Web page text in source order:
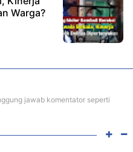
Warga?
jawab komentator seperti